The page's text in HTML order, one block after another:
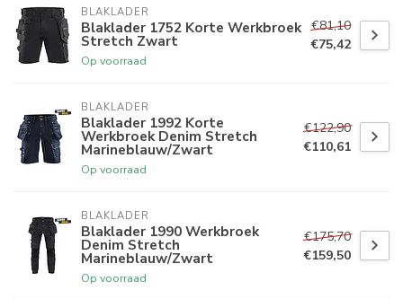
BLAKLADER
Blaklader 1752 Korte Werkbroek
Stretch Zwart
Op voorraad
€81,10
€75,42
BLAKLADER
Blaklader 1992 Korte
Werkbroek Denim Stretch
Marineblauw/Zwart
Op voorraad
€122,90
€110,61
BLAKLADER
Blaklader 1990 Werkbroek
Denim Stretch
Marineblauw/Zwart
Op voorraad
€175,70
€159,50